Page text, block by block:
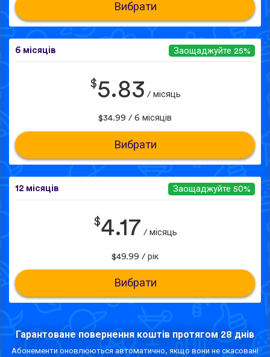
Вибрати
6 місяців Заощаджуйте 25%
$5.83 / місяць
$34.99 / 6 місяців
Вибрати
12 місяців Заощаджуйте 50%
$4.17 / місяць
$49.99 / рік
Вибрати
Гарантоване повернення коштів протягом 28 днів
Абонементи оновлюються автоматично, якщо вони не скасовані